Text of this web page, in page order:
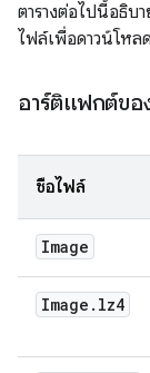
ตารางต่อไปนี้อธิบ
ไฟล์เพื่อดาวน์โห
อาร์ติแฟกต์ขอ
ชื่อไฟล์
Image
Image . lz4